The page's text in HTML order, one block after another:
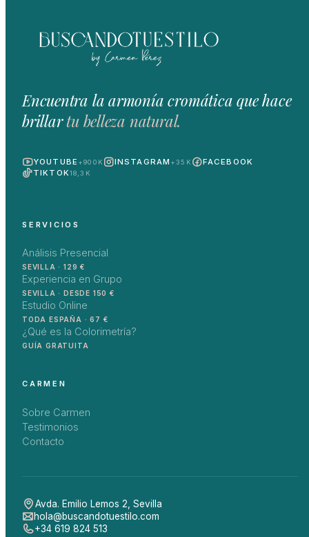
Encuentra la armonía cromática que hace
brillartu belleza natural.
YOUTUBE +900K INSTAGRAM +35K
FACEBOOK
TIKTOK18,3K
SERVICIOS
Análisis Presencial
SEVILLA · 129 €
Experiencia en Grupo
SEVILLA · DESDE 150 €
Estudio Online
TODA ESPAÑA · 67 €
¿Qué es la Colorimetría?
GUÍA GRATUITA
CARMEN
Sobre Carmen
Testimonios
Contacto
Avda. Emilio Lemos 2 Sevilla
hola@buscandotuestilo.com
+34 619 824 513